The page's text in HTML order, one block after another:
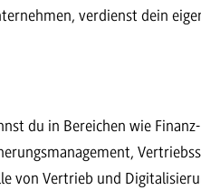
verdienst dein
du in Bereichen wie
von Vertrieb und